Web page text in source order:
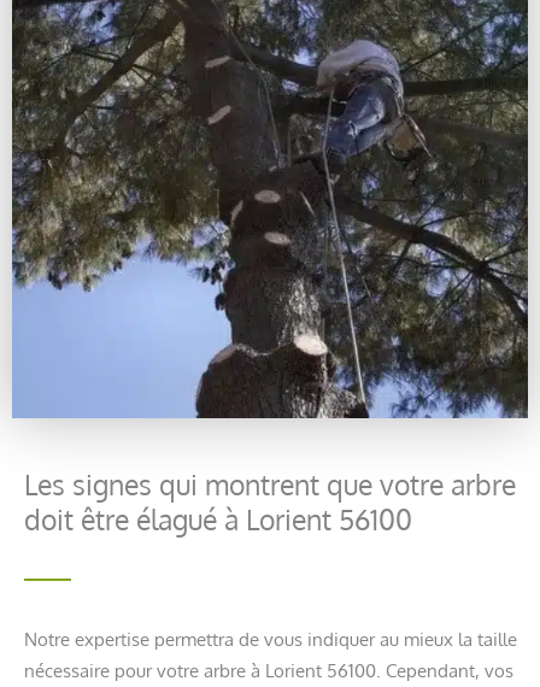
Les signes qui montrent que votre arbre
doit être élagué à Lorient 56100
Notre expertise permettra de vous indiquer au mieux la taille
nécessaire pour votre arbre à Lorient 56100. Cependant, vos